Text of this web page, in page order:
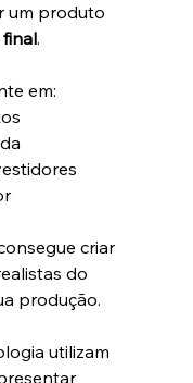
um produto
.
em:
criar
do
produção.
utilizam